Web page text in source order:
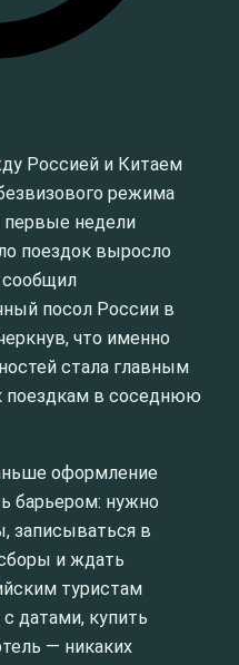
Россией и Китаем
режима
недели
поездок выросло
сообщил
посол России в
что именно
стала главным
поездкам в соседнюю
оформление
барьером: нужно
записываться в
и ждать
туристам
датами, купить
— никаких